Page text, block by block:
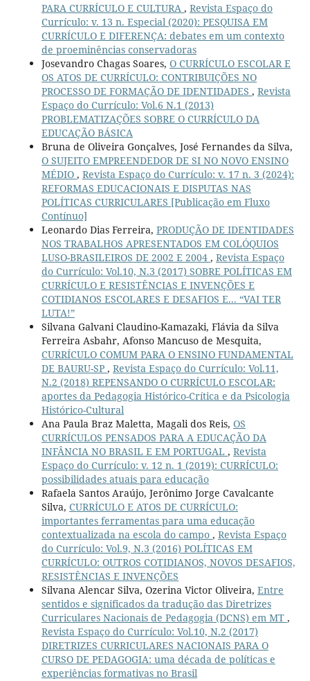
PARA CURRÍCULO E CULTURA , Revista Espaço do
Currículo: v. 13 n. Especial (2020): PESQUISA EM
CURRÍCULO E DIFERENÇA: debates em um contexto
de proeminências conservadoras
Josevandro Chagas Soares, O CURRÍCULO ESCOLAR E
OS ATOS DE CURRÍCULO: CONTRIBUIÇÕES NO
PROCESSO DE FORMAÇÃO DE IDENTIDADES , Revista
Espaço do Currículo: Vol.6 N.1 (2013)
PROBLEMATIZAÇÕES SOBRE O CURRÍCULO DA
EDUCAÇÃO BÁSICA
Bruna de Oliveira Gonçalves, José Fernandes da Silva,
O SUJEITO EMPREENDEDOR DE SI NO NOVO ENSINO
MÉDIO , Revista Espaço do Currículo: v. 17 n. 3 (2024):
REFORMAS EDUCACIONAIS E DISPUTAS NAS
POLÍTICAS CURRICULARES [Publicação em Fluxo
Contínuo]
Leonardo Dias Ferreira, PRODUÇÃO DE IDENTIDADES
NOS TRABALHOS APRESENTADOS EM COLÓQUIOS
LUSO-BRASILEIROS DE 2002 E 2004 , Revista Espaço
do Currículo: Vol.10, N.3 (2017) SOBRE POLÍTICAS EM
CURRÍCULO E RESISTÊNCIAS E INVENÇÕES E
COTIDIANOS ESCOLARES E DESAFIOS E... “VAI TER
LUTA!”
Silvana Galvani Claudino-Kamazaki, Flávia da Silva
Ferreira Asbahr, Afonso Mancuso de Mesquita,
CURRÍCULO COMUM PARA O ENSINO FUNDAMENTAL
DE BAURU-SP , Revista Espaço do Currículo: Vol.11,
N.2 (2018) REPENSANDO O CURRÍCULO ESCOLAR:
aportes da Pedagogia Histórico-Crítica e da Psicologia
Histórico-Cultural
Ana Paula Braz Maletta, Magali dos Reis, OS
CURRÍCULOS PENSADOS PARA A EDUCAÇÃO DA
INFÂNCIA NO BRASIL E EM PORTUGAL , Revista
Espaço do Currículo: v. 12 n. 1 (2019): CURRÍCULO:
possibilidades atuais para educação
Rafaela Santos Araújo, Jerônimo Jorge Cavalcante
Silva, CURRÍCULO E ATOS DE CURRÍCULO:
importantes ferramentas para uma educação
contextualizada na escola do campo , Revista Espaço
do Currículo: Vol.9, N.3 (2016) POLÍTICAS EM
CURRÍCULO: OUTROS COTIDIANOS, NOVOS DESAFIOS,
RESISTÊNCIAS E INVENÇÕES
Silvana Alencar Silva, Ozerina Victor Oliveira, Entre
sentidos e significados da tradução das Diretrizes
Curriculares Nacionais de Pedagogia (DCNS) em MT ,
Revista Espaço do Currículo: Vol.10, N.2 (2017)
DIRETRIZES CURRICULARES NACIONAIS PARA O
CURSO DE PEDAGOGIA: uma década de políticas e
experiências formativas no Brasil